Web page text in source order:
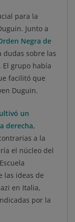
para la
Junto a
Negra de
dudas sobre las
El grupo había
facilitó que
Duguin.
un
derecha,
a la
el núcleo del
las ideas de
en Italia,
por la